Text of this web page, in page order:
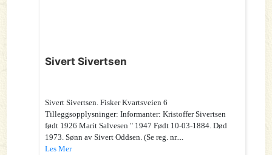
Sivert Sivertsen
Sivert Sivertsen. Fisker Kvartsveien 6
Tilleggsopplysninger: Informanter: Kristoffer Sivertsen
født 1926 Marit Salvesen " 1947 Født 10-03-1884. Død
1973. Sønn av Sivert Oddsen. (Se reg. nr....
Les Mer